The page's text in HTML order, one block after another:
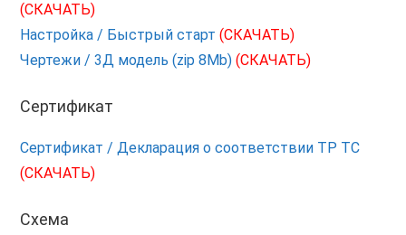
(СКАЧАТЬ)
Настройка / Быстрый старт(СКАЧАТЬ)
Чертежи / 3Д модель (zip 8Mb)(СКАЧАТЬ)
Сертификат
Сертификат / Декларация о соответствии ТР ТС
(СКАЧАТЬ)
Схема